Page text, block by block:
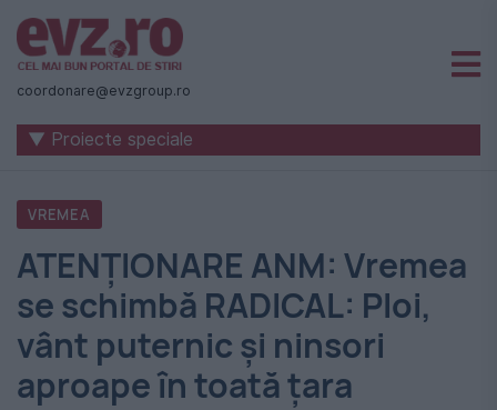
Știri
naționale
internaționale
România
-
Evenimentul
Zilei
coordonare@evzgroup.ro
▼ Proiecte speciale
VREMEA
ATENȚIONARE ANM: Vremea
se schimbă RADICAL: Ploi,
vânt puternic și ninsori
aproape în toată țara